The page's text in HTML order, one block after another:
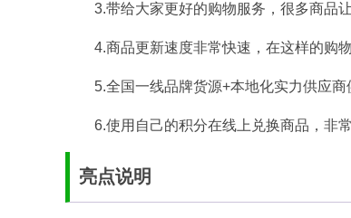
3.带给大家更好的购物服务，很多商品
4.商品更新速度非常快速，在这样的购
5.全国一线品牌货源+本地化实力供应
6.使用自己的积分在线上兑换商品，非
亮点说明